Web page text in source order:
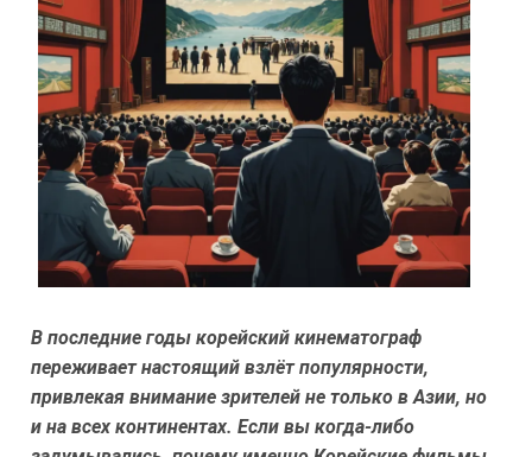
В последние годы корейский кинематограф
переживает настоящий взлёт популярности,
привлекая внимание зрителей не только в Азии, но
и на всех континентах. Если вы когда-либо